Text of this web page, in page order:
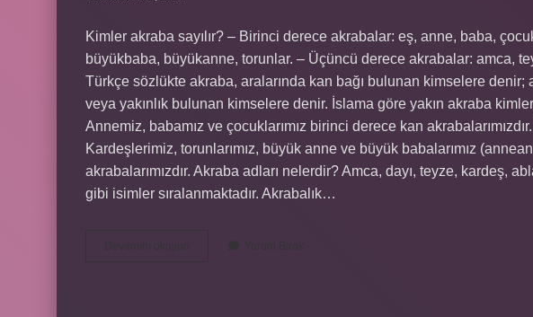
Kimler akraba sayılır? – Birinci derece akrabalar: eş, anne, baba,
büyükbaba, büyükanne, torunlar. – Üçüncü derece akrabalar: amca,
Türkçe sözlükte akraba, aralarında kan bağı bulunan kimselere
veya yakınlık bulunan kimselere denir. İslama göre yakın akraba
Annemiz, babamız ve çocuklarımız birinci derece kan
Kardeşlerimiz, torunlarımız, büyük anne ve büyük babalarımız
akrabalarımızdır. Akraba adları nelerdir? Amca, dayı, teyze, kardeş,
gibi isimler sıralanmaktadır. Akrabalık…